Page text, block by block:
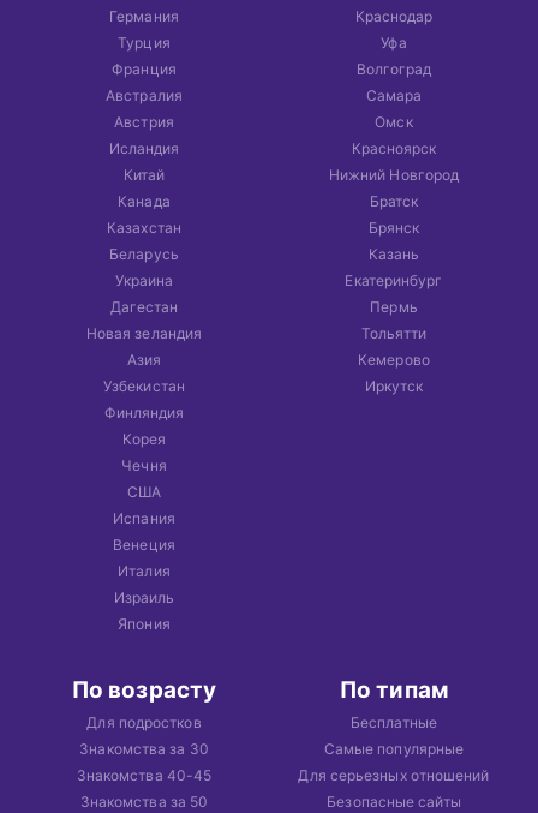
Германия
Турция
Франция
Австралия
Австрия
Исландия
Китай
Канада
Казахстан
Беларусь
Украина
Дагестан
Новая зеландия
Азия
Узбекистан
Финляндия
Корея
Чечня
США
Испания
Венеция
Италия
Израиль
Япония
Краснодар
Уфа
Волгоград
Самара
Омск
Красноярск
Нижний Новгород
Братск
Брянск
Казань
Екатеринбург
Пермь
Тольятти
Кемерово
Иркутск
По возрасту
Для подростков
Знакомства за 30
Знакомства 40-45
Знакомства за 50
По типам
Бесплатные
Самые популярные
Для серьезных отношений
Безопасные сайты